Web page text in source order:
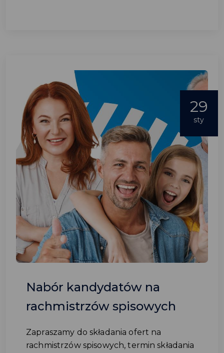
29
sty
Nabór kandydatów na
rachmistrzów spisowych
Zapraszamy do składania ofert na
rachmistrzów spisowych, termin składania